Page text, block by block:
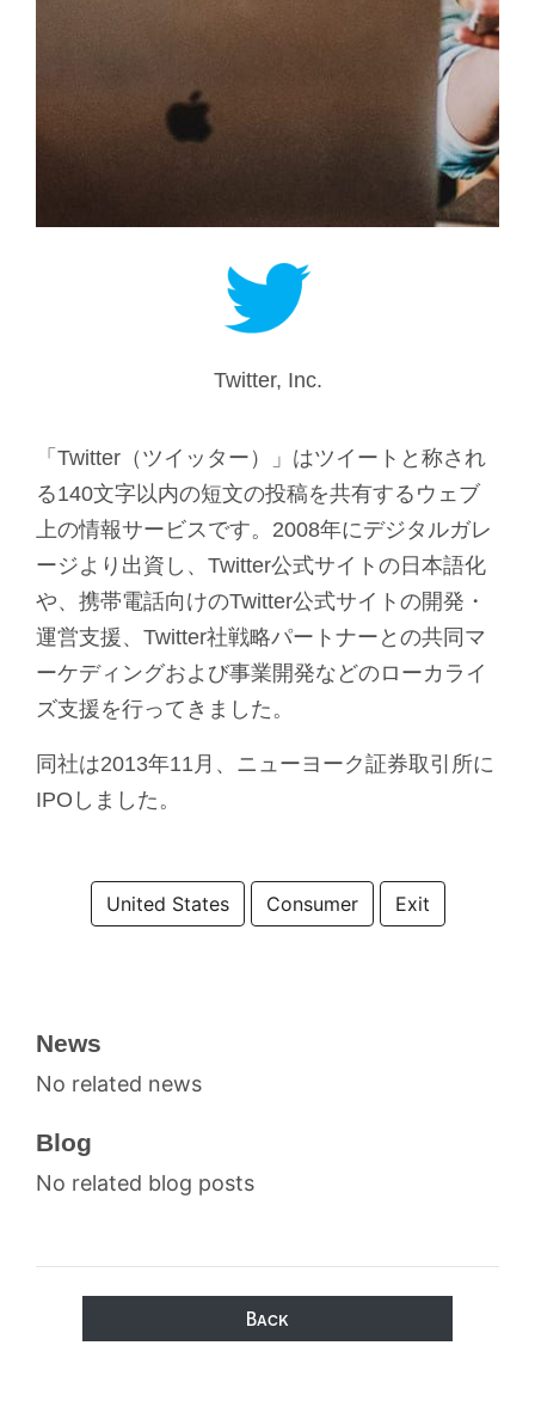
Twitter, Inc.
「Twitter（ツイッター）」はツイートと称され
る140文字以内の短文の投稿を共有するウェブ
上の情報サービスです。2008年にデジタルガレ
ージより出資し、Twitter公式サイトの日本語化
や、携帯電話向けのTwitter公式サイトの開発・
運営支援、Twitter社戦略パートナーとの共同マ
ーケディングおよび事業開発などのローカライ
ズ支援を行ってきました。
同社は2013年11月、ニューヨーク証券取引所に
IPOしました。
United States Consumer Exit
News
No related news
Blog
No related blog posts
Back